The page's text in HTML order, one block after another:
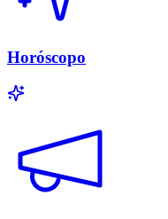
Horóscopo